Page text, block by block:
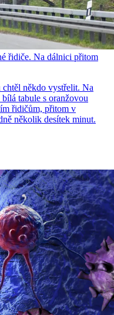
řidiče. Na dálnici přitom
někdo vystřelit. Na
tabule s oranžovou
řidičům, přitom v
několik desítek minut.